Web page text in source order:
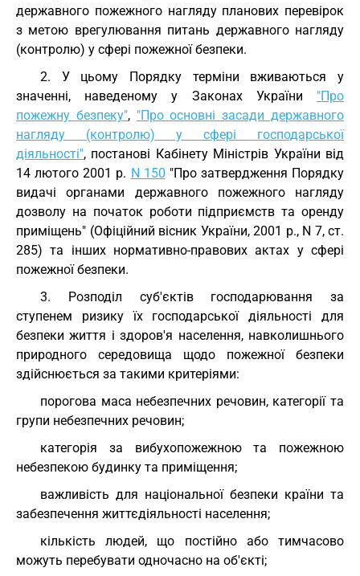
державного пожежного нагляду планових перевірок
з метою врегулювання питань державного нагляду
(контролю) у сфері пожежної безпеки.
2. У цьому Порядку терміни вживаються у
значенні, наведеному у Законах України "Про
пожежну безпеку", "Про основні засади державного
нагляду (контролю) у сфері господарської
діяльності", постанові Кабінету Міністрів України від
14 лютого 2001 р. N 150 "Про затвердження Порядку
видачі органами державного пожежного нагляду
дозволу на початок роботи підприємств та оренду
приміщень" (Офіційний вісник України, 2001 р., N 7, ст.
285) та інших нормативно-правових актах у сфері
пожежної безпеки.
3. Розподіл суб'єктів господарювання за
ступенем ризику їх господарської діяльності для
безпеки життя і здоров'я населення, навколишнього
природного середовища щодо пожежної безпеки
здійснюється за такими критеріями:
порогова маса небезпечних речовин, категорії та
групи небезпечних речовин;
категорія за вибухопожежною та пожежною
небезпекою будинку та приміщення;
важливість для національної безпеки країни та
забезпечення життєдіяльності населення;
кількість людей, що постійно або тимчасово
можуть перебувати одночасно на об'єкті;